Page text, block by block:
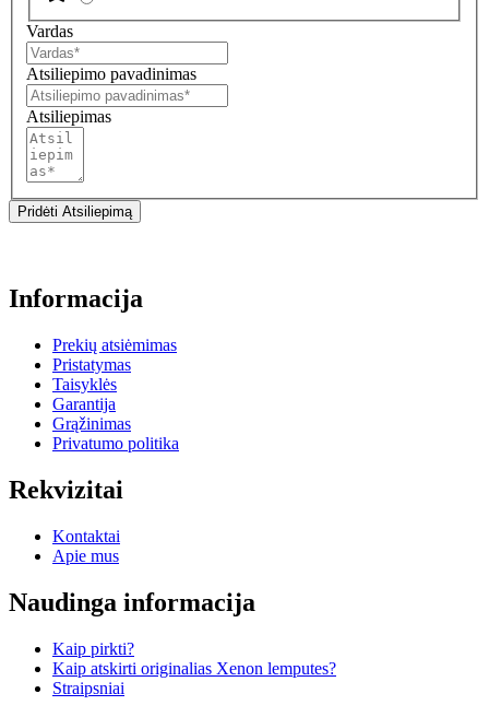
Vardas
Atsiliepimo pavadinimas
Atsiliepimas
Pridėti Atsiliepimą
Informacija
Prekių atsiėmimas
Pristatymas
Taisyklės
Garantija
Grąžinimas
Privatumo politika
Rekvizitai
Kontaktai
Apie mus
Naudinga informacija
Kaip pirkti?
Kaip atskirti originalias Xenon lemputes?
Straipsniai